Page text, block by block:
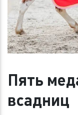
Пять
всадниц